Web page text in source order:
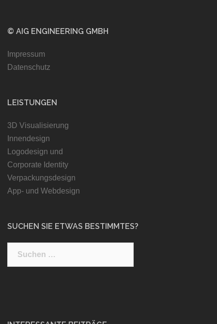
© AIG ENGINEERING GMBH
Impressum
Datenschutz
LEISTUNGEN
3D Visualisierung
Innendesign
Logodesign und
Corporate Identity
Verpackungsdesign
App- und Webdesign
SUCHEN SIE ETWAS BESTIMMTES?